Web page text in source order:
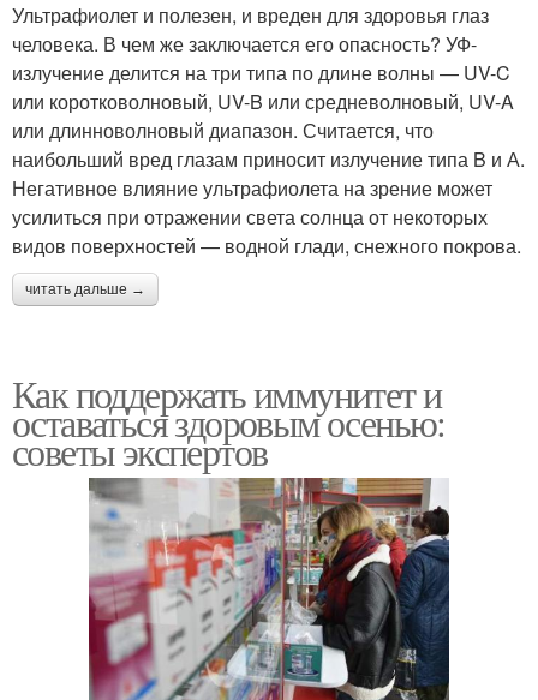
Ультрафиолет и полезен, и вреден для здоровья глаз
человека. В чем же заключается его опасность? УФ-
излучение делится на три типа по длине волны — UV-C
или коротковолновый, UV-B или средневолновый, UV-A
или длинноволновый диапазон. Считается, что
наибольший вред глазам приносит излучение типа B и А.
Негативное влияние ультрафиолета на зрение может
усилиться при отражении света солнца от некоторых
видов поверхностей — водной глади, снежного покрова.
читать дальше →
Как поддержать иммунитет и
оставаться здоровым осенью:
советы экспертов